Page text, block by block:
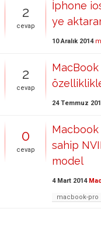
2
cevap
İphone
ye
10 Aralık 2014
2
cevap
MacBook
24 Temmuz
0
cevap
Macbook
sahip
model
4 Mart 2014
macbook-pro